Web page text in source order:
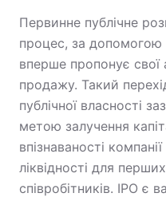
Первинне публічне
процес, за допомогою
вперше пропонує свої
продажу. Такий
публічної власності
метою залучення
впізнаваності
ліквідності для
співробітників. IPO є